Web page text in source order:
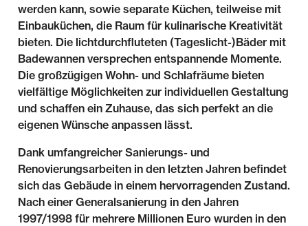
werden kann, sowie separate Küchen, teilweise mit
Einbauküchen, die Raum für kulinarische Kreativität
bieten. Die lichtdurchfluteten (Tageslicht-)Bäder mit
Badewannen versprechen entspannende Momente.
Die großzügigen Wohn- und Schlafräume bieten
vielfältige Möglichkeiten zur individuellen Gestaltung
und schaffen ein Zuhause, das sich perfekt an die
eigenen Wünsche anpassen lässt.
Dank umfangreicher Sanierungs- und
Renovierungsarbeiten in den letzten Jahren befindet
sich das Gebäude in einem hervorragenden Zustand.
Nach einer Generalsanierung in den Jahren
1997/1998 für mehrere Millionen Euro wurden in den